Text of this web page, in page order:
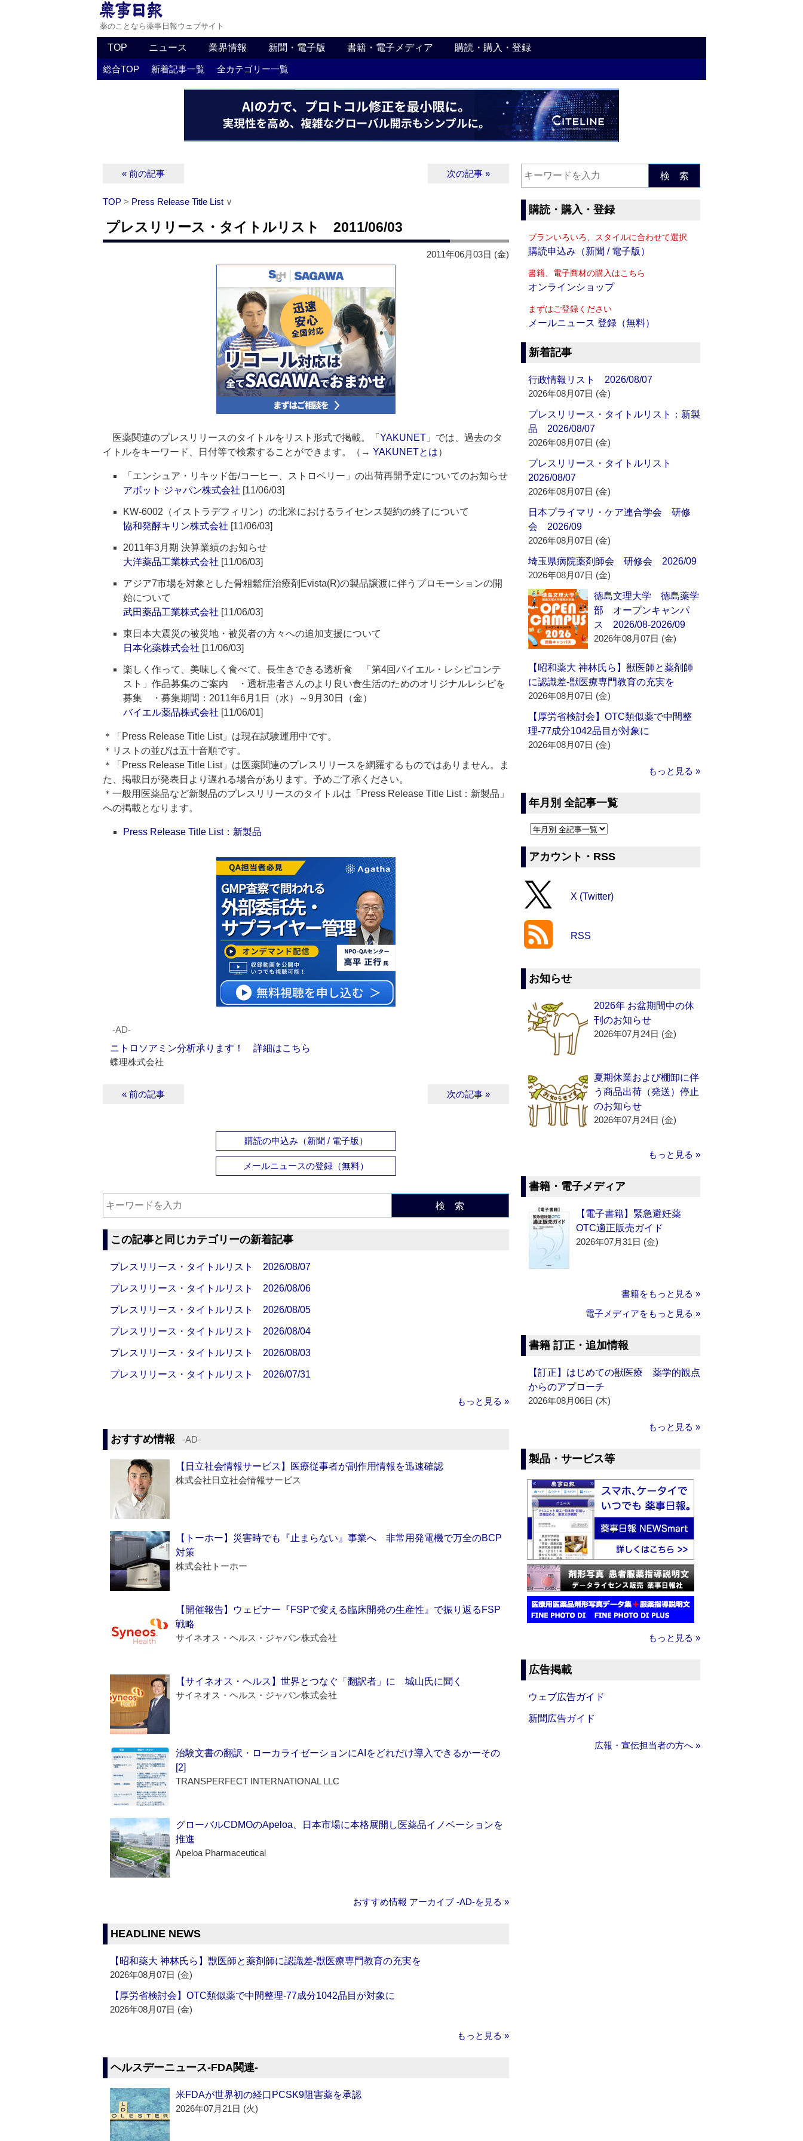
薬のことなら薬事日報ウェブサイト
TOP ニュース 業界情報 新聞・電子版 書籍・電子メディア 購読・購入・登録
総合TOP 新着記事一覧 全カテゴリー一覧
« 前の記事 次の記事 »
TOP > Press Release Title List ∨
プレスリリース・タイトルリスト 2011/06/03
2011年06月03日 (金)
医薬関連のプレスリリースのタイトルをリスト形式で掲載。「 YAKUNET 」では、過去のタ
イトルをキーワード、日付等で検索することができます。（→ YAKUNETとは）
「エンシュア・リキッド缶/コーヒー、ストロベリー」の出荷再開予定についてのお知らせ
アボット ジャパン株式会社 [11/06/03]
KW-6002（イストラデフィリン）の北米におけるライセンス契約の終了について
協和発酵キリン株式会社 [11/06/03]
2011年3月期 決算業績のお知らせ
大洋薬品工業株式会社 [11/06/03]
アジア7市場を対象とした骨粗鬆症治療剤Evista(R)の製品譲渡に伴うプロモーションの開
始について
武田薬品工業株式会社 [11/06/03]
東日本大震災の被災地・被災者の方々への追加支援について
日本化薬株式会社 [11/06/03]
楽しく作って、美味しく食べて、長生きできる透析食 「第4回バイエル・レシピコンテ
スト」作品募集のご案内 ・透析患者さんのより良い食生活のためのオリジナルレシピを
募集 ・募集期間：2011年6月1日（水）～9月30日（金）
バイエル薬品株式会社 [11/06/01]
＊「Press Release Title List」は現在試験運用中です。
＊リストの並びは五十音順です。
＊「Press Release Title List」は医薬関連のプレスリリースを網羅するものではありません。ま
た、掲載日が発表日より遅れる場合があります。予めご了承ください。
＊一般用医薬品など新製品のプレスリリースのタイトルは「Press Release Title List：新製品」
への掲載となります。
Press Release Title List：新製品
‐AD‐
ニトロソアミン分析承ります！ 詳細はこちら
蝶理株式会社
« 前の記事 次の記事 »
購読の申込み（新聞 / 電子版）
メールニュースの登録（無料）
検 索
この記事と同じカテゴリーの新着記事
プレスリリース・タイトルリスト 2026/08/07
プレスリリース・タイトルリスト 2026/08/06
プレスリリース・タイトルリスト 2026/08/05
プレスリリース・タイトルリスト 2026/08/04
プレスリリース・タイトルリスト 2026/08/03
プレスリリース・タイトルリスト 2026/07/31
もっと見る »
おすすめ情報 ‐AD‐
【日立社会情報サービス】医療従事者が副作用情報を迅速確認
株式会社日立社会情報サービス
【トーホー】災害時でも『止まらない』事業へ 非常用発電機で万全のBCP
対策
株式会社トーホー
【開催報告】ウェビナー『FSPで変える臨床開発の生産性』で振り返るFSP
戦略
サイネオス・ヘルス・ジャパン株式会社
【サイネオス・ヘルス】世界とつなぐ「翻訳者」に 城山氏に聞く
サイネオス・ヘルス・ジャパン株式会社
治験文書の翻訳・ローカライゼーションにAIをどれだけ導入できるかーその
[2]
TRANSPERFECT INTERNATIONAL LLC
グローバルCDMOのApeloa、日本市場に本格展開し医薬品イノベーションを
推進
Apeloa Pharmaceutical
おすすめ情報 アーカイブ ‐AD‐を見る »
HEADLINE NEWS
【昭和薬大 神林氏ら】獣医師と薬剤師に認識差‐獣医療専門教育の充実を
2026年08月07日 (金)
【厚労省検討会】OTC類似薬で中間整理‐77成分1042品目が対象に
2026年08月07日 (金)
もっと見る »
ヘルスデーニュース‐FDA関連‐
米FDAが世界初の経口PCSK9阻害薬を承認
2026年07月21日 (火)
検 索
購読・購入・登録
プランいろいろ、スタイルに合わせて選択
購読申込み（新聞 / 電子版）
書籍、電子商材の購入はこちら
オンラインショップ
まずはご登録ください
メールニュース 登録（無料）
新着記事
行政情報リスト 2026/08/07
2026年08月07日 (金)
プレスリリース・タイトルリスト：新製
品 2026/08/07
2026年08月07日 (金)
プレスリリース・タイトルリスト
2026/08/07
2026年08月07日 (金)
日本プライマリ・ケア連合学会 研修
会 2026/09
2026年08月07日 (金)
埼玉県病院薬剤師会 研修会 2026/09
2026年08月07日 (金)
徳島文理大学 徳島薬学
部 オープンキャンパ
ス 2026/08-2026/09
2026年08月07日 (金)
【昭和薬大 神林氏ら】獣医師と薬剤師
に認識差‐獣医療専門教育の充実を
2026年08月07日 (金)
【厚労省検討会】OTC類似薬で中間整
理‐77成分1042品目が対象に
2026年08月07日 (金)
もっと見る »
年月別 全記事一覧
アカウント・RSS
X (Twitter)
RSS
お知らせ
2026年 お盆期間中の休
刊のお知らせ
2026年07月24日 (金)
夏期休業および棚卸に伴
う商品出荷（発送）停止
のお知らせ
2026年07月24日 (金)
もっと見る »
書籍・電子メディア
【電子書籍】緊急避妊薬
OTC適正販売ガイド
2026年07月31日 (金)
書籍をもっと見る »
電子メディアをもっと見る »
書籍 訂正・追加情報
【訂正】はじめての獣医療 薬学的観点
からのアプローチ
2026年08月06日 (木)
もっと見る »
製品・サービス等
もっと見る »
広告掲載
ウェブ広告ガイド
新聞広告ガイド
広報・宣伝担当者の方へ »